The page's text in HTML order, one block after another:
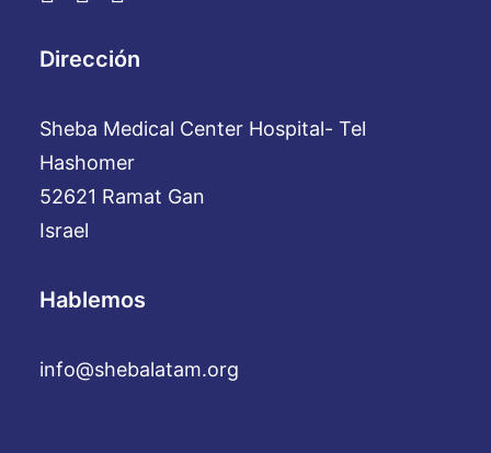
Dirección
Sheba Medical Center Hospital- Tel
Hashomer
52621 Ramat Gan
Israel
Hablemos
info@shebalatam.org